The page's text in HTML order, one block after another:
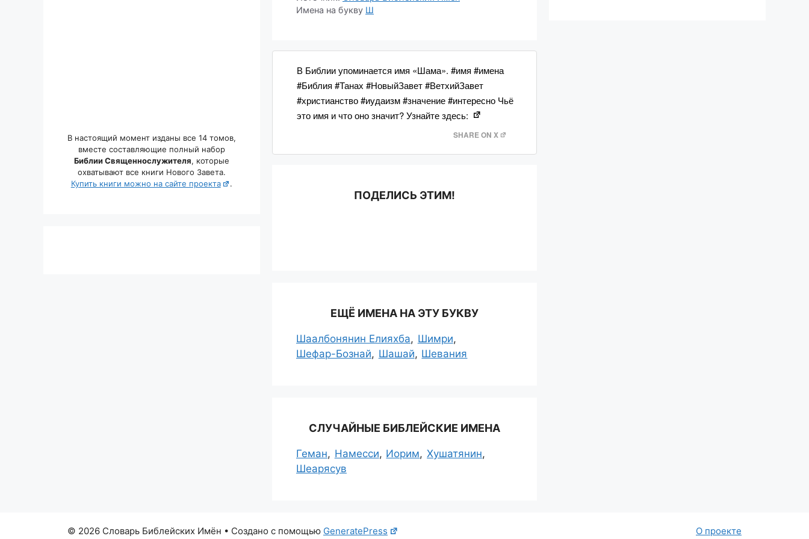
Имена на букву Ш
В Библии упоминается имя «Шама». #имя #имена
#Библия #Танах #НовыйЗавет #ВетхийЗавет
#христианство #иудаизм #значение #интересно Чьё
это имя и что оно значит? Узнайте здесь:
SHARE ON X
ПОДЕЛИСЬ ЭТИМ!
ЕЩЁ ИМЕНА НА ЭТУ БУКВУ
Шаалбонянин Елияхба
Шимри
Шефар-Бознай
Шашай Шевания
СЛУЧАЙНЫЕ БИБЛЕЙСКИЕ ИМЕНА
Геман Намесси Иорим
Хушатянин
Шеарясув
В настоящий момент изданы все 14 томов,
вместе составляющие полный набор
Библии Священнослужителя, которые
охватывают все книги Нового Завета.
Купить книги можно на сайте проекта
.
О проекте
© 2026 Словарь Библейских Имён • Создано с помощью GeneratePress